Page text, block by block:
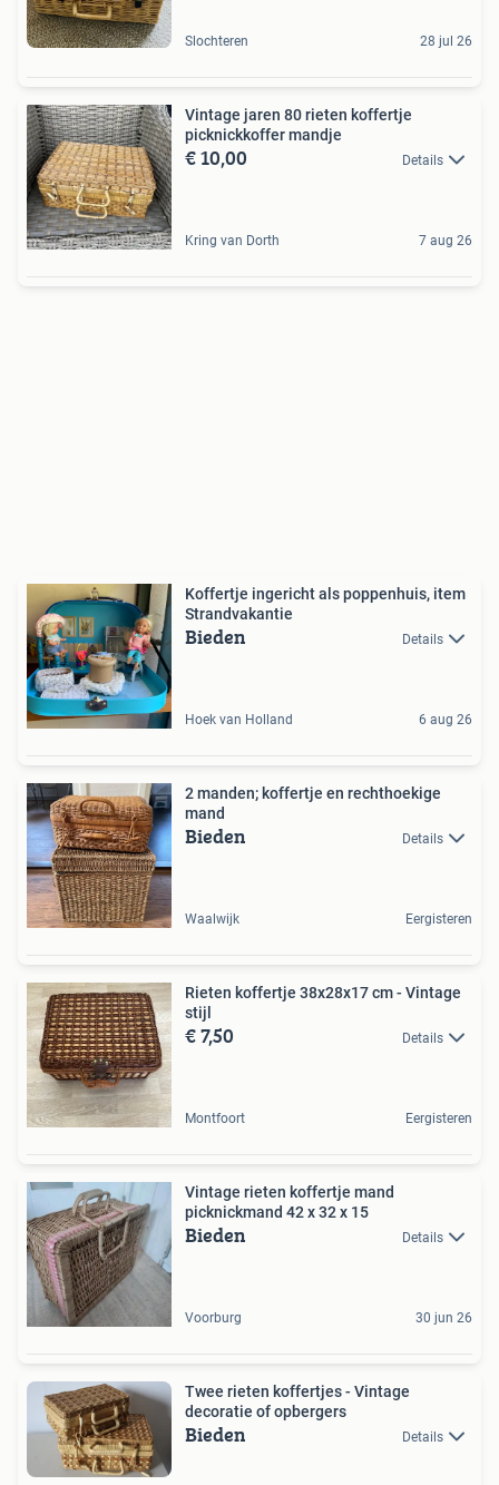
Slochteren 28 jul 26
Vintage jaren 80 rieten koffertje
picknickkoffer mandje
€ 10,00 Details
Kring van Dorth 7 aug 26
Koffertje ingericht als poppenhuis, item
Strandvakantie
Bieden Details
Hoek van Holland 6 aug 26
2 manden; koffertje en rechthoekige
mand
Bieden Details
Waalwijk Eergisteren
Rieten koffertje 38x28x17 cm - Vintage
stijl
€ 7,50 Details
Montfoort Eergisteren
Vintage rieten koffertje mand
picknickmand 42 x 32 x 15
Bieden Details
Voorburg 30 jun 26
Twee rieten koffertjes - Vintage
decoratie of opbergers
Bieden Details